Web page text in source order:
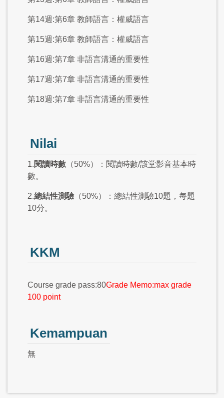
第14週:第6章 教師語言：權威語言
第15週:第6章 教師語言：權威語言
第16週:第7章 非語言溝通的重要性
第17週:第7章 非語言溝通的重要性
第18週:第7章 非語言溝通的重要性
Nilai
1.閱讀時數 （50%）：閱讀時數/該堂影音基本時
數。
2.總結性測驗 （50%）：總結性測驗10題，每題
10分。
KKM
Course grade pass:80Grade Memo:max grade
100 point
Kemampuan
無